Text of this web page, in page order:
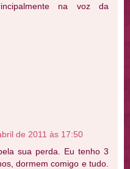
na voz da
de 2011 às 17:50
sua perda. Eu tenho 3
dormem comigo e tudo.